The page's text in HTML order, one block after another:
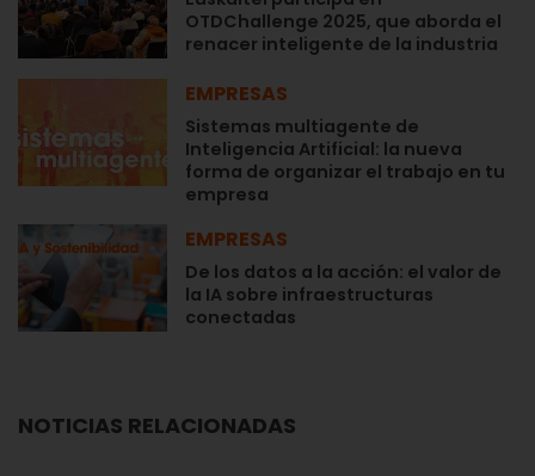
OTDChallenge 2025, que aborda el
renacer inteligente de la industria
EMPRESAS
Sistemas multiagente de
Inteligencia Artificial: la nueva
forma de organizar el trabajo en tu
empresa
EMPRESAS
De los datos a la acción: el valor de
la IA sobre infraestructuras
conectadas
NOTICIAS RELACIONADAS